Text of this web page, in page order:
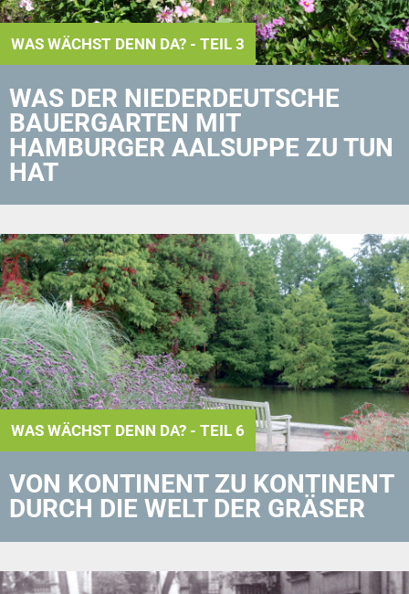
WAS WÄCHST DENN DA? - TEIL 3
WAS DER NIEDERDEUTSCHE
BAUERGARTEN MIT
HAMBURGER AALSUPPE ZU TUN
HAT
WAS WÄCHST DENN DA? - TEIL 6
VON KONTINENT ZU KONTINENT
DURCH DIE WELT DER GRÄSER